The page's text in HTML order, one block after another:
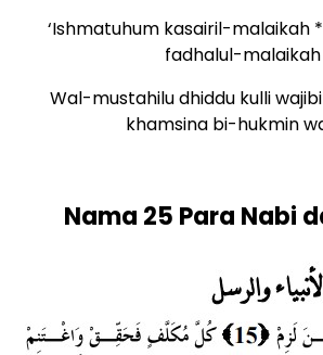
‘Ishmatuhum kasairil-malaikah
fadhalul-malaikah
Wal-mustahilu dhiddu kulli
khamsina bi-hukmin
Nama 25 Para Nabi